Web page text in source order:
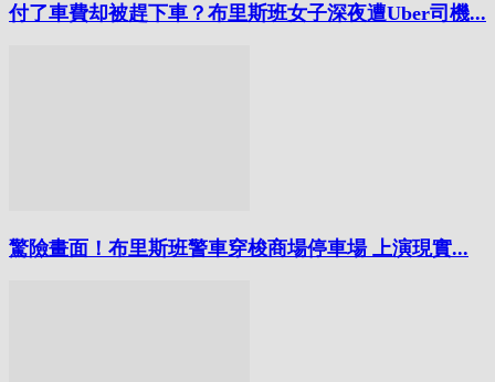
付了車費却被趕下車？布里斯班女子深夜遭Uber司機...
驚險畫面！布里斯班警車穿梭商場停車場 上演現實...